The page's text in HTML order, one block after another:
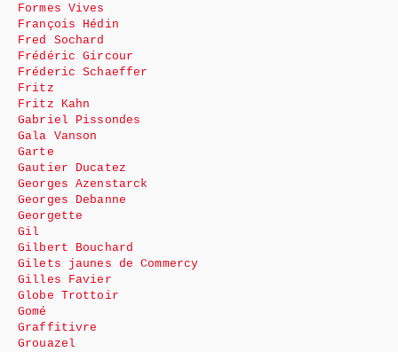
Formes Vives
François Hédin
Fred Sochard
Frédéric Gircour
Fréderic Schaeffer
Fritz
Fritz Kahn
Gabriel Pissondes
Gala Vanson
Garte
Gautier Ducatez
Georges Azenstarck
Georges Debanne
Georgette
Gil
Gilbert Bouchard
Gilets jaunes de Commercy
Gilles Favier
Globe Trottoir
Gomé
Graffitivre
Grouazel